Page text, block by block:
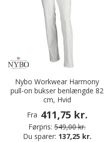
Nybo Workwear Harmony
pull-on bukser benlængde 82
cm, Hvid
Fra 411,75 kr.
Førpris: 549,00 kr.
Du sparer: 137,25 kr.